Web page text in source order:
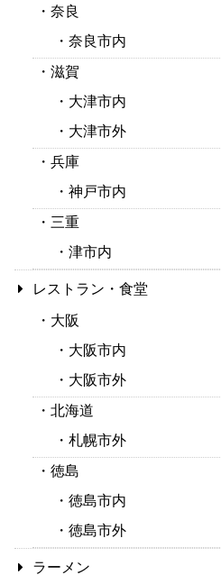
奈良
奈良市内
滋賀
大津市内
大津市外
兵庫
神戸市内
三重
津市内
レストラン・食堂
大阪
大阪市内
大阪市外
北海道
札幌市外
徳島
徳島市内
徳島市外
ラーメン